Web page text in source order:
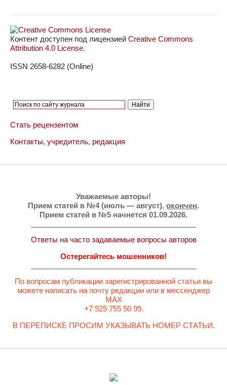
Контент доступен под лицензией Creative Commons
Attribution 4.0 License.
ISSN 2658-6282 (Online)
Стать рецензентом
Контакты, учредитель, редакция
Уважаемые авторы!
Прием статей в №4 (июль — август), окончен.
Прием статей в №5 начнется 01.09.2026.
Ответы на часто задаваемые вопросы авторов
Остерегайтесь мошенников!
По вопросам публикации зарегистрированной статьи вы
можете написать на почту редакции или в мессенджер
MAX
+7 925 755 50 99.
В ПЕРЕПИСКЕ ПРОСИМ УКАЗЫВАТЬ НОМЕР СТАТЬИ.